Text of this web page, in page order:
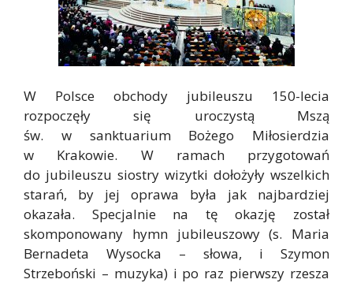
W Polsce obchody jubileuszu 150-lecia
rozpoczęły się uroczystą Mszą
św. w sanktuarium Bożego Miłosierdzia
w Krakowie. W ramach przygotowań
do jubileuszu siostry wizytki dołożyły wszelkich
starań, by jej oprawa była jak najbardziej
okazała. Specjalnie na tę okazję został
skomponowany hymn jubileuszowy (s. Maria
Bernadeta Wysocka – słowa, i Szymon
Strzeboński – muzyka) i po raz pierwszy rzesza